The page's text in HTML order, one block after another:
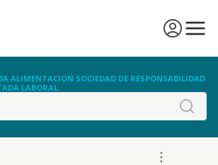
ALIMENTACION SOCIEDAD DE RESPONSABILIDAD
LABORAL.